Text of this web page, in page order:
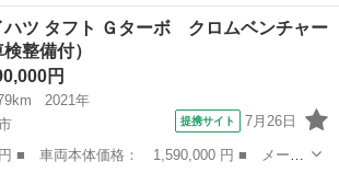
種名： ムーヴ ■ グレード名： カスタ
ＩＩＩ ■ 排気量： 660cc ■ ドア枚
ムーヴ
ハツ タフト Ｇターボ クロムベンチャー
検整備付）
円
2021年
提携サイト 7月26日